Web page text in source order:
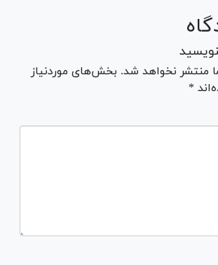
منتشر نخواهد شد. بخش‌های موردنیاز
*